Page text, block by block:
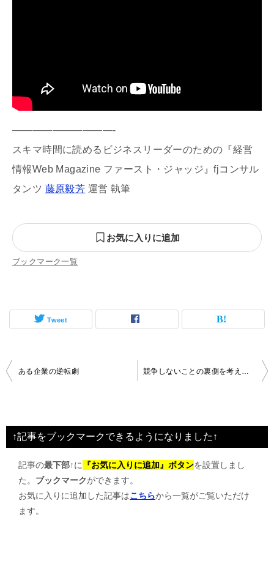
——————————-
スキマ時間に読めるビジネスリーダーのための『経営
情報Web Magazine ファースト・ジャッジ』fjコンサル
タンツ 藤原毅芳 運営 執筆
お気に入りに追加
ブックマーク一覧
Tweet
投
ビ
ゲ
ある企業の逆転劇
↑記事をブックマークできるようになりました↑
記事の最下部↑に 『お気に入りに追加』ボタンを設置しまし
た。 ブックマークができます。
お気に入りに追加した記事はこちらから一覧がご覧いただけ
ます。